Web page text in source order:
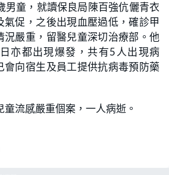
男童，就讀保良局陳百強伉儷青衣
氣促，之後出現血壓過低，確診甲
況嚴重，留醫兒童深切治療部。他
亦都出現爆發，共有5人出現病
會向宿生及員工提供抗病毒預防藥
流感嚴重個案，一人病逝。